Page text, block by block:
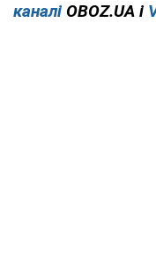
каналі OBOZ.UA і